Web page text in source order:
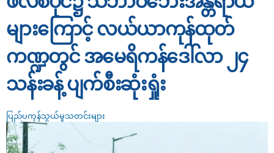
များကြောင့် လယ်ယာကုန်ထုတ်
ကဏ္ဍတွင် အမေရိကန်ဒေါ်လာ ၂၄
သန်းခန့် ပျက်စီးဆုံးရှုံး
ပြည်ပကုန်သွယ်မှုသတင်းများ